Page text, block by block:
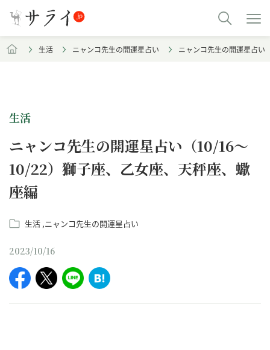
生活 ニャンコ先生の開運星占い ニャンコ先生の開運星占
生活
ニャンコ先生の開運星占い（10/16～
10/22）獅子座、乙女座、天秤座、蠍
座編
生活 ニャンコ先生の開運星占い
2023/10/16